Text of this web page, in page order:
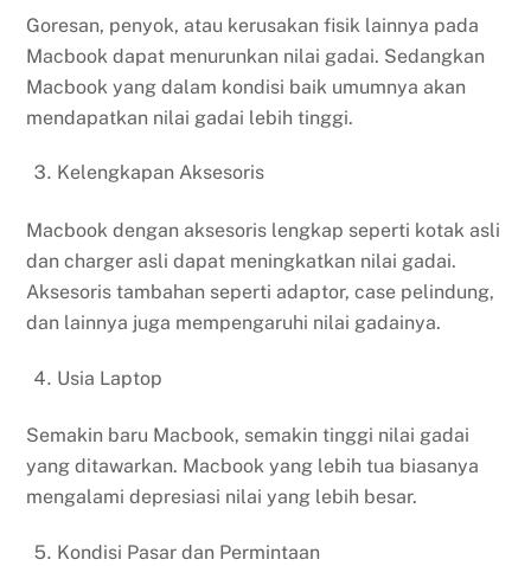
Goresan, penyok, atau kerusakan fisik lainnya pada
Macbook dapat menurunkan nilai gadai. Sedangkan
Macbook yang dalam kondisi baik umumnya akan
mendapatkan nilai gadai lebih tinggi.
Kelengkapan Aksesoris
Macbook dengan aksesoris lengkap seperti kotak asli
dan charger asli dapat meningkatkan nilai gadai.
Aksesoris tambahan seperti adaptor, case pelindung,
dan lainnya juga mempengaruhi nilai gadainya.
Usia Laptop
Semakin baru Macbook, semakin tinggi nilai gadai
yang ditawarkan. Macbook yang lebih tua biasanya
mengalami depresiasi nilai yang lebih besar.
Kondisi Pasar dan Permintaan